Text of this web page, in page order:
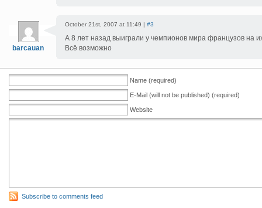
barcauan
October 21st, 2007 at 11:49 | #3
А 8 лет назад выиграли у чемпионов мира французов на
Всё возможно
Name (required)
E-Mail (will not be published) (required)
Website
Subscribe to comments feed